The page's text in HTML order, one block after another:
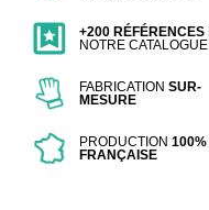
+200 RÉFÉRENCES
NOTRE CATALOGUE
FABRICATIONSUR-
MESURE
PRODUCTION100%
FRANÇAISE